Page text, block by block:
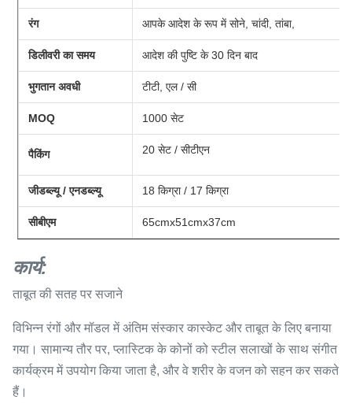
रंग आपके आदेश के रूप में सोने, चांदी, तांबा,
डिलीवरी का समय आदेश की पुष्टि के 30 दिन बाद
भुगतान अवधी टीटी, एल / सी
MOQ 1000 सेट
पैकिंग 20 सेट / सीटीएन
जीडब्ल्यू / एनडब्ल्यू 18 किग्रा / 17 किग्रा
सीबीएम 65cmx51cmx37cm
कार्य:
ताबूत की सतह पर सजाने
विभिन्न रंगों और मॉडल में अंतिम संस्कार कास्केट और ताबूत के लिए बनाया
गया। सामान्य तौर पर, प्लास्टिक के कोनों को स्टील सलाखों के साथ संगीत
कार्यक्रम में उपयोग किया जाता है, और वे शरीर के वजन को सहन कर सकते
हैं।